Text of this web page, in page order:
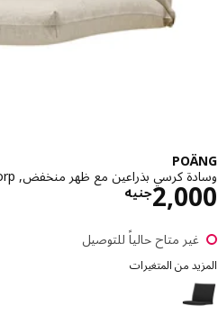
POÄNG
وسادة كرسي بذراعين مع ظهر منخفض, Katorp لون طبيعي/بيج
جنيه2,000 الاسعار جنيه 2000
غير متاح حالياً للتوصيل
المزيد من المتغيرات
POÄNG